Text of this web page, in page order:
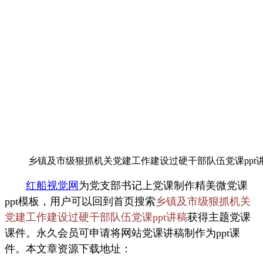
乡镇及市级狠抓机关党建工作建设过硬干部队伍党课ppt
红船视觉网 为党支部书记上党课制作精美微党课
ppt模板，用户可以回到首页搜索乡镇及市级狠抓机关
党建工作建设过硬干部队伍党课ppt讲稿获得主题党课
课件。永久会员可申请将网站党课讲稿制作为ppt课
件。本文章资源下载地址：